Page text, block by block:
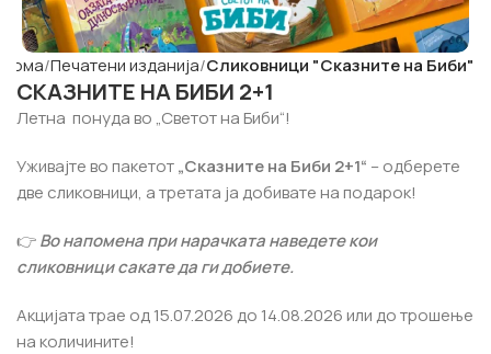
Печатени изданија Сликовници "Сказните на Биби"
СКАЗНИТЕ НА БИБИ 2+1
Летна понуда во „Светот на Биби“!
Уживајте во пакетот„Сказните на Биби 2+1“ – одберете
две сликовници, а третата ја добивате на подарок!
👉Во напомена при нарачката наведете кои
сликовници сакате да ги добиете.
Акцијата трае од 15.07.2026 до 14.08.2026 или до трошење
на количините!